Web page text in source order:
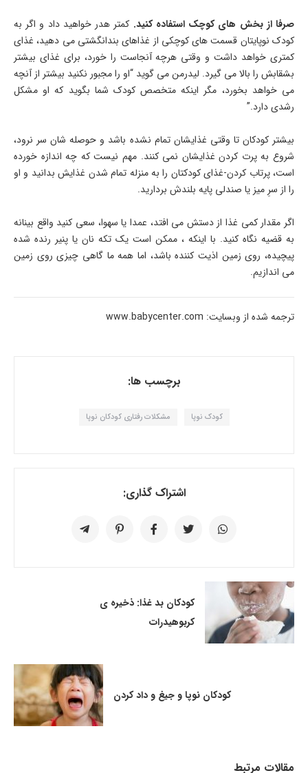
صرفا از بخش های کوچک استفاده کنید. کمتر هدر خواهید داد و اگر به
کودک نوپایتان قسمت های کوچکی از غذاهای بندانگشتی می دهید، غذای
کمتری خواهد داشت و وقتی هرچه آنجاست را خورد، برای غذای بیشتر
بشقابش را بالا می گیرد. لیدرمن می گوید “او را مجبور نکنید بیشتر از آنچه
می خواهد بخورد، مگر اینکه متخصص کودک شما بگوید که او مشکل
رشدی دارد.”
بیشتر کودکان تا وقتی غذایشان تمام نشده باشد و حوصله شان سر نرود،
شروع به پرت کردن غذایشان نمی کنند. مهم نیست که چه اندازه خورده
است، پرتاب کردن-غذای کودکتان را به منزله تمام شدن غذایش بدانید و او
را از سرِ میز یا صندلی پایه بلندش بردارید.
اگر مقدار کمی غذا از دستش می افتد، عمدا یا سهوا، سعی کنید واقع بینانه
به قضیه نگاه کنید. با اینکه ، ممکن است یک تکه نان یا پنیر رنده شده
پیچیده، روی زمین اذیت کننده باشد، اما همه ما گاهی چیزی روی زمین
می اندازیم.
ترجمه شده از وبسایت: www.babycenter.com
برچسب ها:
کودک نوپا مشکلات رفتاری کودکان نوپا
اشتراک گذاری:
کودکان بد غذا: ذخیره ی
کربوهیدرات
کودکان نوپا و جیغ و داد کردن
مقالات مرتبط